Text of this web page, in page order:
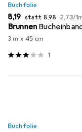
Buchfolie
EUR
8,19 statt EUR
8,98 EUR
2,73/
Brunnen
3 m x 45 cm
1
Buchfolie